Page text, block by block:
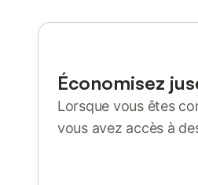
Économisez
Lorsque vous êtes
vous avez accès à